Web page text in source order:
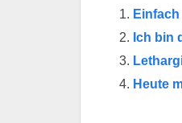
Einfach
Ich bin
Heute